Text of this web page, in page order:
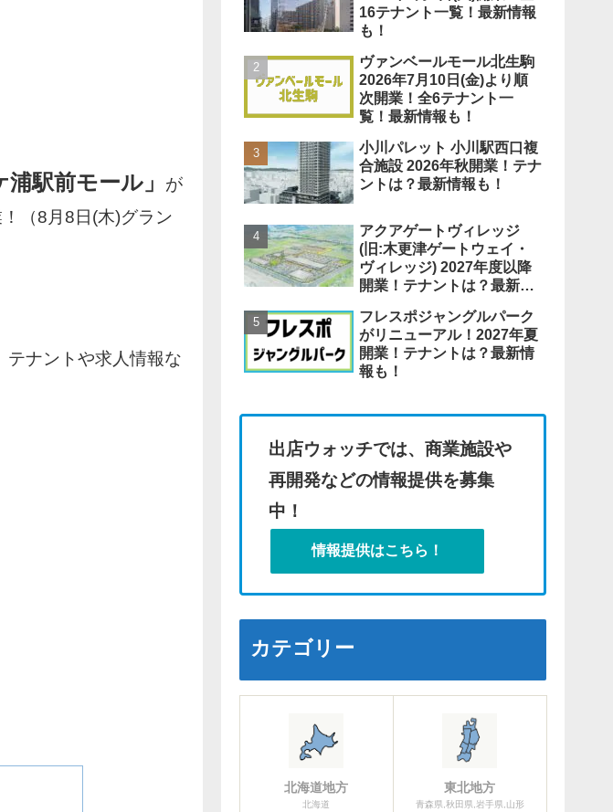
浦駅前モール」
が
（8月8日(木)グラン
テナントや求人情報な
16テナント一覧！最新情報
も！
ヴァンベールモール北生駒
2026年7月10日(金)より順
次開業！全6テナント一
覧！最新情報も！
小川パレット 小川駅西口複
合施設 2026年秋開業！テナ
ントは？最新情報も！
アクアゲートヴィレッジ
(旧:木更津ゲートウェイ・
ヴィレッジ) 2027年度以降
開業！テナントは？最新情
フレスポジャングルパーク
がリニューアル！2027年夏
開業！テナントは？最新情
報も！
出店ウォッチでは、商業施設や
再開発などの情報提供を募集
中！
情報提供はこちら！
カテゴリー
北海道地方
北海道
東北地方
青森県,秋田県,岩手県,山形